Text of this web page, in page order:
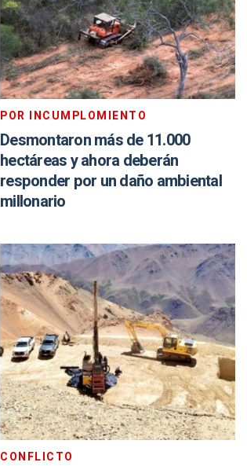
POR INCUMPLOMIENTO
Desmontaron más de 11.000
hectáreas y ahora deberán
responder por un daño ambiental
millonario
CONFLICTO